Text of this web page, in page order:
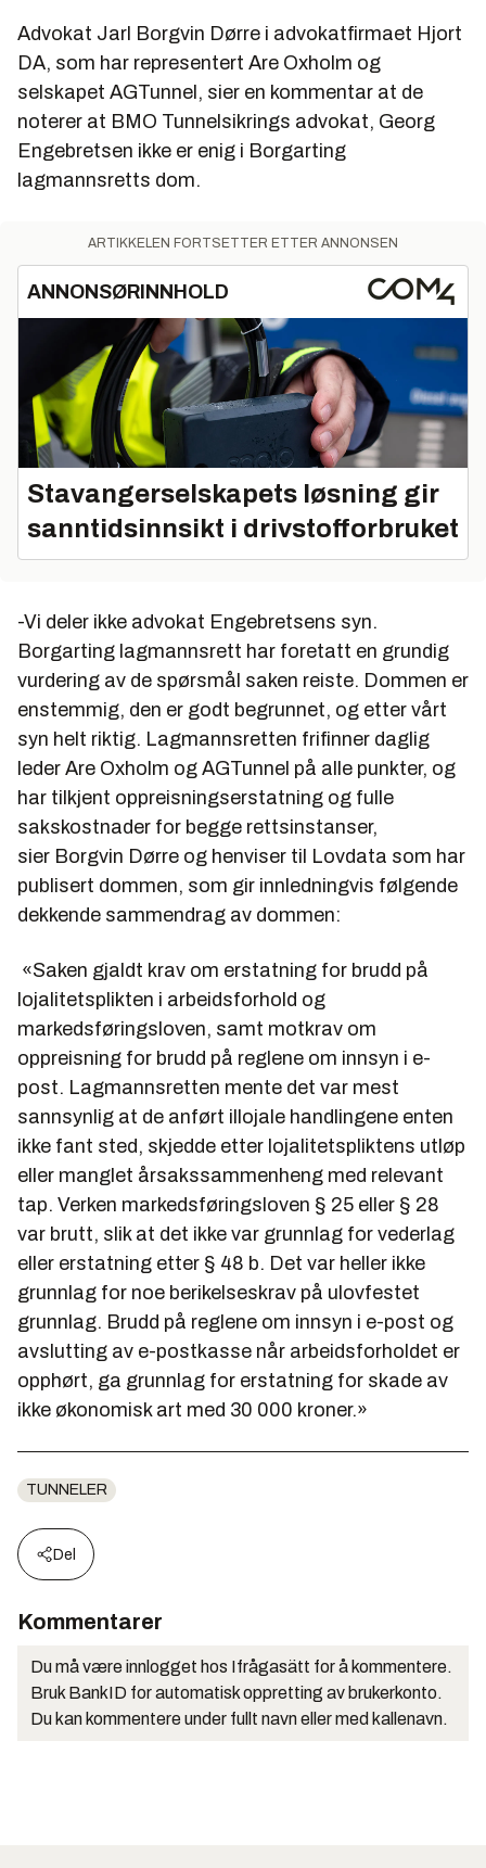
Advokat Jarl Borgvin Dørre i advokatfirmaet Hjort
DA, som har representert Are Oxholm og
selskapet AGTunnel, sier en kommentar at de
noterer at BMO Tunnelsikrings advokat, Georg
Engebretsen ikke er enig i Borgarting
lagmannsretts dom.
ARTIKKELEN FORTSETTER ETTER ANNONSEN
ANNONSØRINNHOLD
Stavangerselskapets løsning gir
sanntidsinnsikt i drivstofforbruket
-Vi deler ikke advokat Engebretsens syn.
Borgarting lagmannsrett har foretatt en grundig
vurdering av de spørsmål saken reiste. Dommen er
enstemmig, den er godt begrunnet, og etter vårt
syn helt riktig. Lagmannsretten frifinner daglig
leder Are Oxholm og AGTunnel på alle punkter, og
har tilkjent oppreisningserstatning og fulle
sakskostnader for begge rettsinstanser,
sier Borgvin Dørre og henviser til Lovdata som har
publisert dommen, som gir innledningvis følgende
dekkende sammendrag av dommen:
«Saken gjaldt krav om erstatning for brudd på
lojalitetsplikten i arbeidsforhold og
markedsføringsloven, samt motkrav om
oppreisning for brudd på reglene om innsyn i e-
post. Lagmannsretten mente det var mest
sannsynlig at de anført illojale handlingene enten
ikke fant sted, skjedde etter lojalitetspliktens utløp
eller manglet årsakssammenheng med relevant
tap. Verken markedsføringsloven § 25 eller § 28
var brutt, slik at det ikke var grunnlag for vederlag
eller erstatning etter § 48 b. Det var heller ikke
grunnlag for noe berikelseskrav på ulovfestet
grunnlag. Brudd på reglene om innsyn i e-post og
avslutting av e-postkasse når arbeidsforholdet er
opphørt, ga grunnlag for erstatning for skade av
ikke økonomisk art med 30 000 kroner.»
TUNNELER
Del
Kommentarer
Du må være innlogget hos Ifrågasätt for å kommentere.
Bruk BankID for automatisk oppretting av brukerkonto.
Du kan kommentere under fullt navn eller med kallenavn.